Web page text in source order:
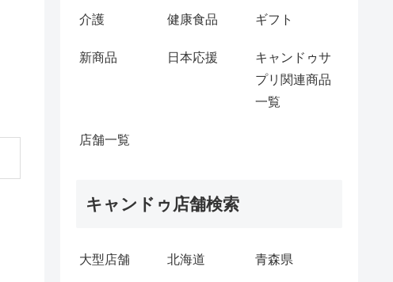
介護 健康食品 ギフト
新商品 日本応援
キャンドゥサ
プリ関連商品
一覧
店舗一覧
キャンドゥ店舗検索
大型店舗 北海道 青森県